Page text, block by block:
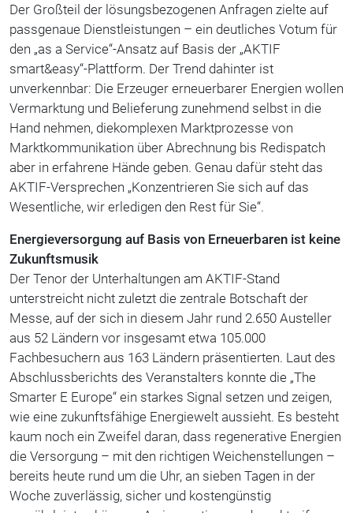
Der Großteil der lösungsbezogenen Anfragen zielte auf
passgenaue Dienstleistungen – ein deutliches Votum für
den „as a Service“-Ansatz auf Basis der „AKTIF
smart&easy“-Plattform. Der Trend dahinter ist
unverkennbar: Die Erzeuger erneuerbarer Energien wollen
Vermarktung und Belieferung zunehmend selbst in die
Hand nehmen, diekomplexen Marktprozesse von
Marktkommunikation über Abrechnung bis Redispatch
aber in erfahrene Hände geben. Genau dafür steht das
AKTIF-Versprechen „Konzentrieren Sie sich auf das
Wesentliche, wir erledigen den Rest für Sie“.
Energieversorgung auf Basis von Erneuerbaren ist keine
Zukunftsmusik
Der Tenor der Unterhaltungen am AKTIF-Stand
unterstreicht nicht zuletzt die zentrale Botschaft der
Messe, auf der sich in diesem Jahr rund 2.650 Austeller
aus 52 Ländern vor insgesamt etwa 105.000
Fachbesuchern aus 163 Ländern präsentierten. Laut des
Abschlussberichts des Veranstalters konnte die „The
Smarter E Europe“ ein starkes Signal setzen und zeigen,
wie eine zukunftsfähige Energiewelt aussieht. Es besteht
kaum noch ein Zweifel daran, dass regenerative Energien
die Versorgung – mit den richtigen Weichenstellungen –
bereits heute rund um die Uhr, an sieben Tagen in der
Woche zuverlässig, sicher und kostengünstig